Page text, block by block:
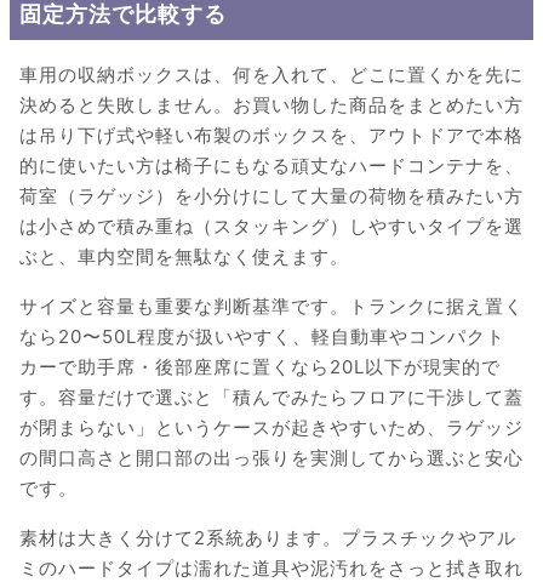
固定方法で比較する
車用の収納ボックスは、何を入れて、どこに置くかを先に
決めると失敗しません。お買い物した商品をまとめたい方
は吊り下げ式や軽い布製のボックスを、アウトドアで本格
的に使いたい方は椅子にもなる頑丈なハードコンテナを、
荷室（ラゲッジ）を小分けにして大量の荷物を積みたい方
は小さめで積み重ね（スタッキング）しやすいタイプを選
ぶと、車内空間を無駄なく使えます。
サイズと容量も重要な判断基準です。トランクに据え置く
なら20〜50L程度が扱いやすく、軽自動車やコンパクト
カーで助手席・後部座席に置くなら20L以下が現実的で
す。容量だけで選ぶと「積んでみたらフロアに干渉して蓋
が閉まらない」というケースが起きやすいため、ラゲッジ
の間口高さと開口部の出っ張りを実測してから選ぶと安心
です。
素材は大きく分けて2系統あります。プラスチックやアル
ミのハードタイプは濡れた道具や泥汚れをさっと拭き取れ